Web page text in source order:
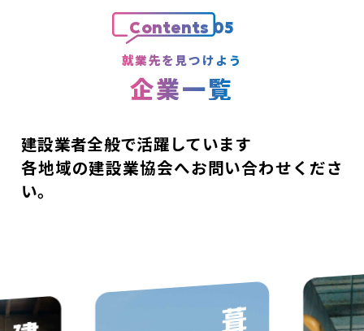
Contents 05
就業先を見つけよう
企業一覧
建設業者全般で活躍しています
各地域の建設業協会へお問い合わせくださ
い。